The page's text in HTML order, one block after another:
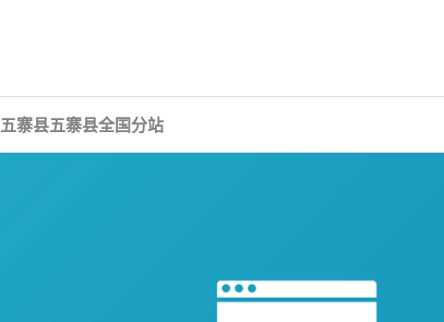
五寨县五寨县全国分站